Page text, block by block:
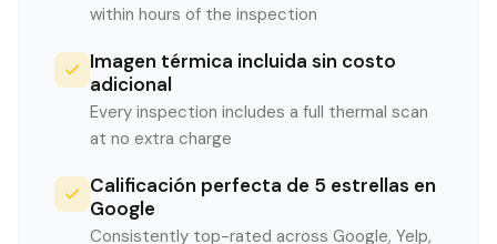
within hours of the inspection
Imagen térmica incluida sin costo
adicional
Every inspection includes a full thermal scan
at no extra charge
Calificación perfecta de 5 estrellas en
Google
Consistently top-rated across Google, Yelp,